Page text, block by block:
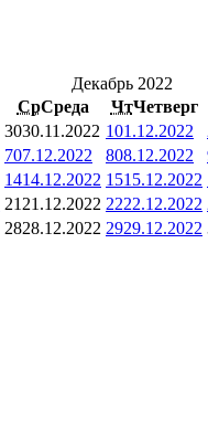
Декабрь 2022
СрСреда ЧтЧетверг
3030.11.2022 101.12.2022
707.12.2022 808.12.2022
1414.12.2022 1515.12.2022
21 21.12.2022 2222.12.2022
2828.12.2022 2929.12.2022